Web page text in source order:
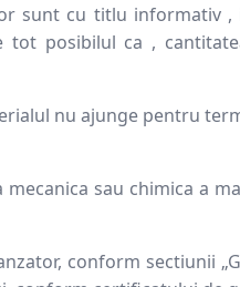
sunt cu titlu informativ
posibilul ca ,
nu ajunge pentru
sau chimica a
conform sectiunii